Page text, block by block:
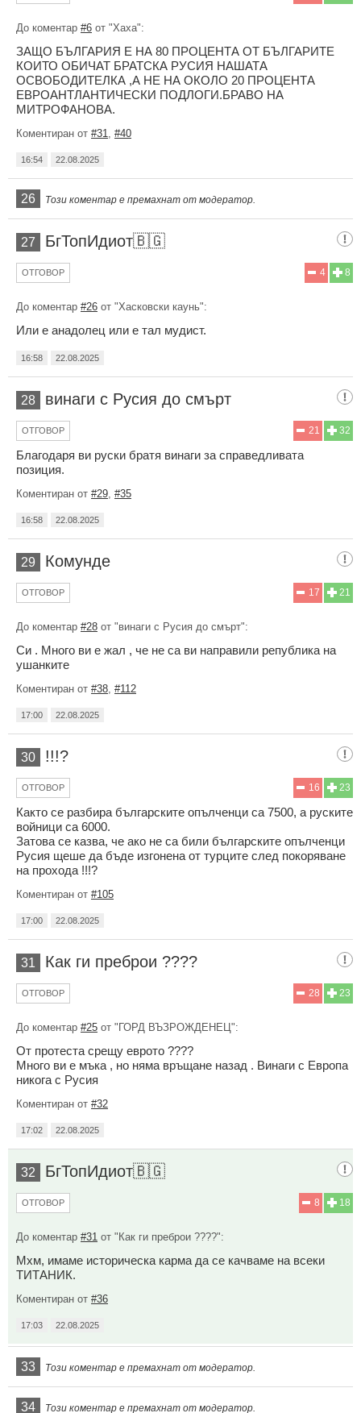
До коментар #6 от "Хаха":
ЗАЩО БЪЛГАРИЯ Е НА 80 ПРОЦЕНТА ОТ БЪЛГАРИТЕ
КОИТО ОБИЧАТ БРАТСКА РУСИЯ НАШАТА
ОСВОБОДИТЕЛКА ,А НЕ НА ОКОЛО 20 ПРОЦЕНТА
ЕВРОАНТЛАНТИЧЕСКИ ПОДЛОГИ.БРАВО НА
МИТРОФАНОВА.
Коментиран от #31 #40
16:54 22.08.2025
26 Този коментар е премахнат от модератор.
27 БгТопИдиот🇧🇬
8
4
ОТГОВОР
До коментар #26 от "Хасковски каунь":
Или е анадолец или е тал мудист.
16:58 22.08.2025
28 винаги с Русия до смърт
32
21
ОТГОВОР
Благодаря ви руски братя винаги за справедливата
позиция.
Коментиран от #29 #35
16:58 22.08.2025
29 Комунде
21
17
ОТГОВОР
До коментар #28 от "винаги с Русия до смърт":
Си . Много ви е жал , че не са ви направили република на
ушанките
Коментиран от #38 #112
17:00 22.08.2025
30 !!!?
23
16
ОТГОВОР
Както се разбира българските опълченци са 7500, а руските
войници са 6000.
Затова се казва, че ако не са били българските опълченци
Русия щеше да бъде изгонена от турците след покоряване
на прохода !!!?
Коментиран от #105
17:00 22.08.2025
31 Как ги преброи ????
23
28
ОТГОВОР
До коментар #25 от "ГОРД ВЪЗРОЖДЕНЕЦ":
От протеста срещу еврото ????
Много ви е мъка , но няма връщане назад . Винаги с Европа
никога с Русия
Коментиран от #32
17:02 22.08.2025
32 БгТопИдиот🇧🇬
18
8
ОТГОВОР
До коментар #31 от "Как ги преброи ????":
Мхм, имаме историческа карма да се качваме на всеки
ТИТАНИК.
Коментиран от #36
17:03 22.08.2025
33 Този коментар е премахнат от модератор.
34 Този коментар е премахнат от модератор.